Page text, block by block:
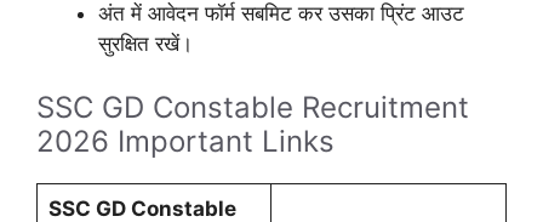
अंत में आवेदन फॉर्म सबमिट कर उसका प्रिंट आउट
सुरक्षित रखें।
SSC GD Constable Recruitment
2026 Important Links
SSC GD Constable